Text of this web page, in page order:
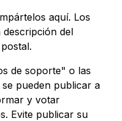
aquí. Los
del
de soporte" o las
pueden publicar a
y votar
Evite publicar su